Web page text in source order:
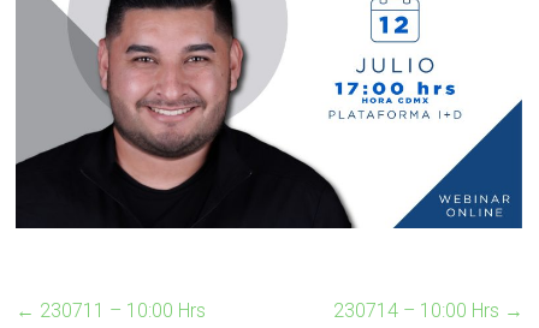
← 230711 – 10:00 Hrs 230714 – 10:00 Hrs →